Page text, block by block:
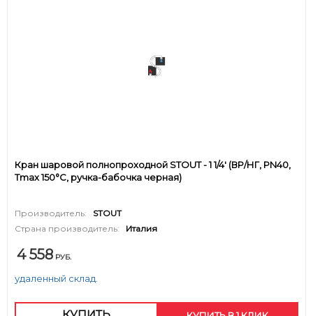
Кран шаровой полнопроходной STOUT - 1 1/4' (ВР/НГ, PN40,
Tmax 150°С, ручка-бабочка черная)
Производитель:
STOUT
Страна производитель:
Италия
4 558 РУБ.
удаленный склад.